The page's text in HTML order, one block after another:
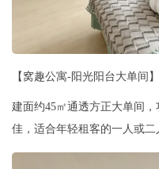
【窝趣公寓-阳光阳台大单间】
建面约45㎡通透方正大单间
佳，适合年轻租客的一人或二